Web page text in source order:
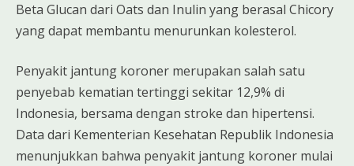
Beta Glucan dari Oats dan Inulin yang berasal Chicory
yang dapat membantu menurunkan kolesterol.
Penyakit jantung koroner merupakan salah satu
penyebab kematian tertinggi sekitar 12,9% di
Indonesia, bersama dengan stroke dan hipertensi.
Data dari Kementerian Kesehatan Republik Indonesia
menunjukkan bahwa penyakit jantung koroner mulai